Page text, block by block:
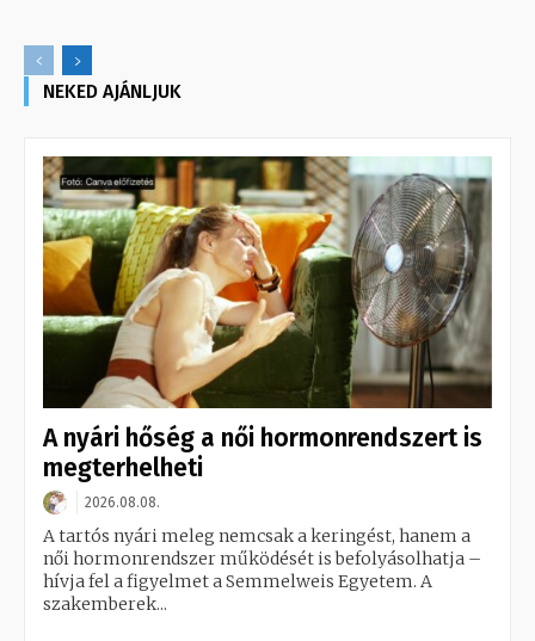
NEKED AJÁNLJUK
A nyári hőség a női hormonrendszert is
megterhelheti
2026.08.08.
A tartós nyári meleg nemcsak a keringést, hanem a
női hormonrendszer működését is befolyásolhatja –
hívja fel a figyelmet a Semmelweis Egyetem. A
szakemberek...